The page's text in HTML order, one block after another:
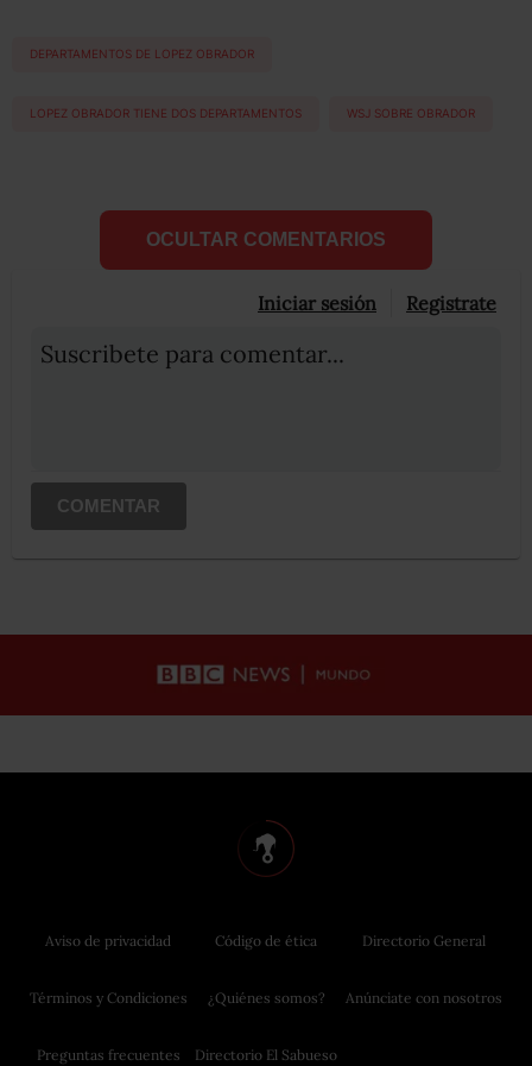
DEPARTAMENTOS DE LOPEZ OBRADOR
LOPEZ OBRADOR TIENE DOS DEPARTAMENTOS WSJ SOBRE OBRADOR
OCULTAR COMENTARIOS
Iniciar sesión Registrate
Suscribete para comentar...
COMENTAR
Aviso de privacidad
Términos y Condiciones
Preguntas frecuentes
Código de ética
¿Quiénes somos?
Directorio El Sabueso
Directorio General
Anúnciate con nosotros